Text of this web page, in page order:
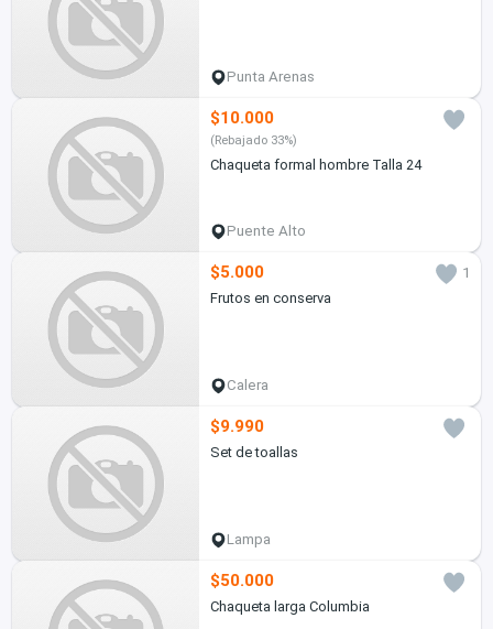
Punta Arenas
$10.000
(Rebajado 33%)
Chaqueta formal hombre Talla 24
Puente Alto
$5.000
1
Frutos en conserva
Calera
$9.990
Set de toallas
Lampa
$50.000
Chaqueta larga Columbia